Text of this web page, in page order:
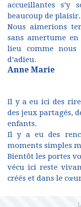
accueillantes s’y
beaucoup de plaisir.
Nous aimerions
sans amertume
lieu comme nous
d’adieu.
Anne Marie
Il y a eu ici des
des jeux partagés,
enfants.
Il y a eu des
moments simples
Bientôt les portes
vécu ici reste
créés et dans le